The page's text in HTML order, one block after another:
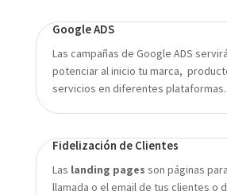
Google ADS
Las campañas de Google ADS
potenciar al inicio tu marca,
servicios en diferentes plataformas.
Fidelización de Clientes
Las landing pages son páginas
llamada o el email de tus clientes o